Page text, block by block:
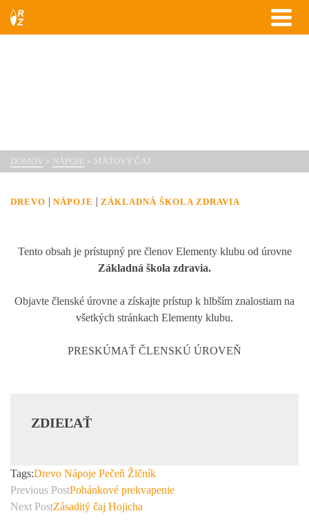
DOMOV » NÁPOJE » MÄTOVÝ ČAJ
DREVO | NÁPOJE | ZÁKLADNÁ ŠKOLA ZDRAVIA
Tento obsah je prístupný pre členov Elementy klubu od úrovne
Základná škola zdravia.
Objavte členské úrovne a získajte prístup k hlbším znalostiam na
všetkých stránkach Elementy klubu.
PRESKÚMAŤ ČLENSKÚ ÚROVEŇ
ZDIEĽAŤ
Tags:Drevo Nápoje Pečeň Žlčník
Previous PostPohánkové prekvapenie
Next PostZásaditý čaj Hojicha